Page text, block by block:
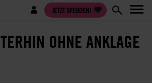
JETZT SPENDEN!
OHNE ANKLAGE